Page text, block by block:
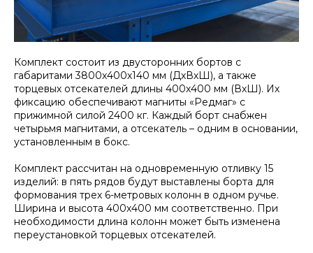
Комплект состоит из двусторонних бортов с
габаритами 3800х400х140 мм (ДхВхШ), а также
торцевых отсекателей длины 400х400 мм (ВхШ). Их
фиксацию обеспечивают магниты «Редмаг» с
прижимной силой 2400 кг. Каждый борт снабжен
четырьмя магнитами, а отсекатель – одним в основании,
установленным в бокс.
Комплект рассчитан на одновременную отливку 15
изделий: в пять рядов будут выставлены борта для
формования трех 6-метровых колонн в одном ручье.
Ширина и высота 400х400 мм соответственно. При
необходимости длина колонн может быть изменена
переустановкой торцевых отсекателей.